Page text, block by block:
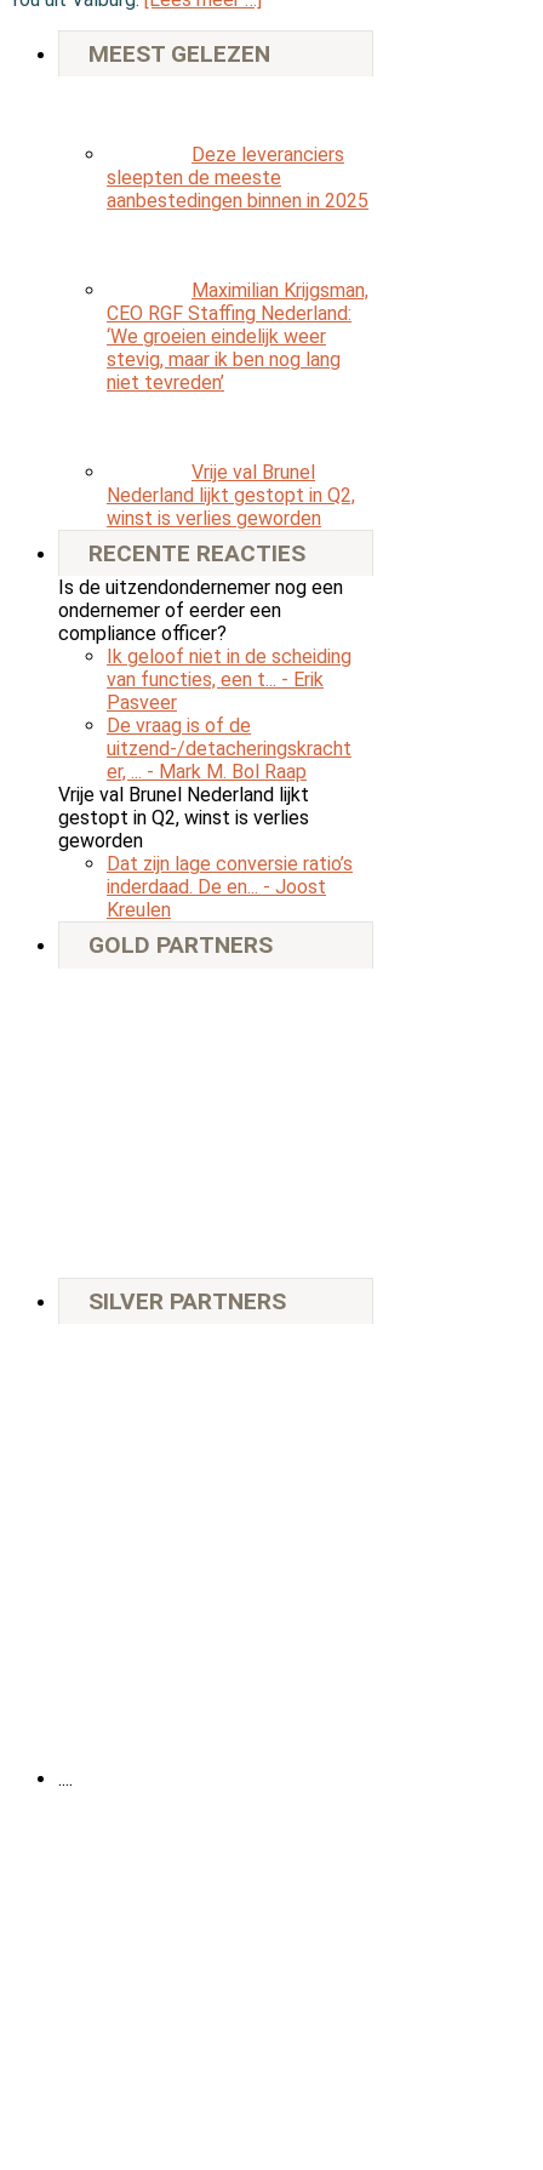
MEEST GELEZEN
Deze leveranciers
sleepten de meeste
aanbestedingen binnen in 2025
Maximilian Krijgsman,
CEO RGF Staffing Nederland:
‘We groeien eindelijk weer
stevig, maar ik ben nog lang
niet tevreden’
Vrije val Brunel
Nederland lijkt gestopt in Q2,
winst is verlies geworden
RECENTE REACTIES
Is de uitzendondernemer nog een
ondernemer of eerder een
compliance officer?
Ik geloof niet in de scheiding
van functies, een t... - Erik
Pasveer
De vraag is of de
uitzend-/detacheringskracht
er, ... - Mark M. Bol Raap
Vrije val Brunel Nederland lijkt
gestopt in Q2, winst is verlies
geworden
Dat zijn lage conversie ratio’s
inderdaad. De en... - Joost
Kreulen
GOLD PARTNERS
SILVER PARTNERS
....